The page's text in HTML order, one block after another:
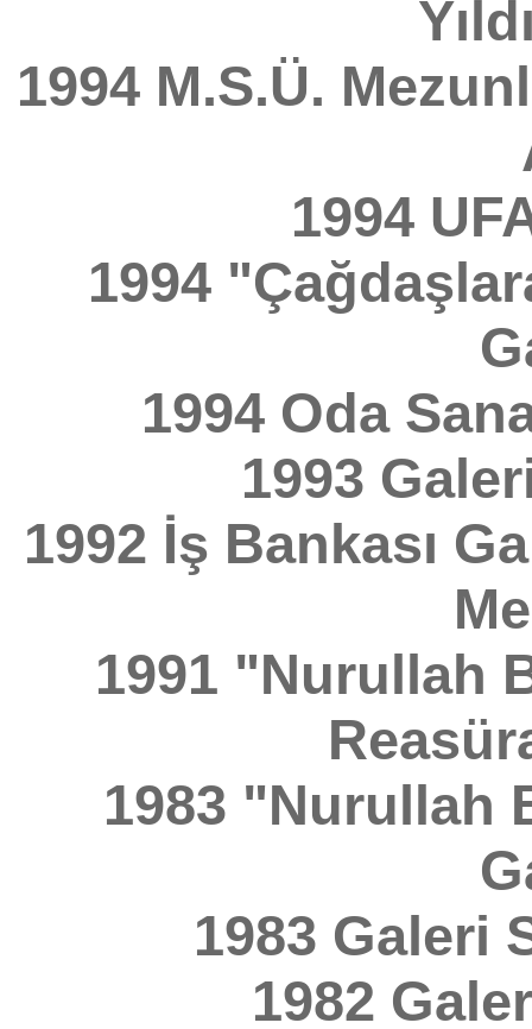
1994 M.S.Ü.
1994
1994
1994 Oda
1993
1992 İş Bankası
1991 "Nurullah
1983 "Nurullah
1983 Galeri
1982